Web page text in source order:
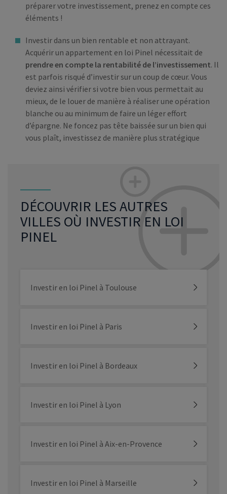
préparer votre investissement, prenez en compte ces
éléments !
Investir dans un bien rentable et non attrayant.
Acquérir un appartement en loi Pinel nécessitait de
prendre en compte la rentabilité de l’investissement. Il
est parfois risqué d’investir sur un coup de cœur. Vous
deviez ainsi vérifier si votre bien vous permettait au
mieux, de le louer de manière à réaliser une opération
blanche ou au minimum de faire un léger effort
d’épargne. Ne foncez pas tête baissée sur un bien qui
vous plaît, investissez de manière plus stratégique
DÉCOUVRIR LES AUTRES
VILLES OÙ INVESTIR EN LOI
PINEL
Investir en loi Pinel à Toulouse
Investir en loi Pinel à Paris
Investir en loi Pinel à Bordeaux
Investir en loi Pinel à Lyon
Investir en loi Pinel à Aix-en-Provence
Investir en loi Pinel à Marseille